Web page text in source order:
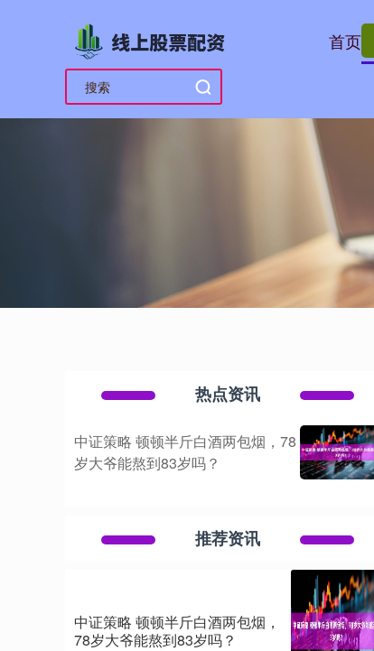
首页
热点资讯
中证策略 顿顿半斤白酒两包烟，78
岁大爷能熬到83岁吗？
推荐资讯
中证策略 顿顿半斤白酒两包烟，
78岁大爷能熬到83岁吗？